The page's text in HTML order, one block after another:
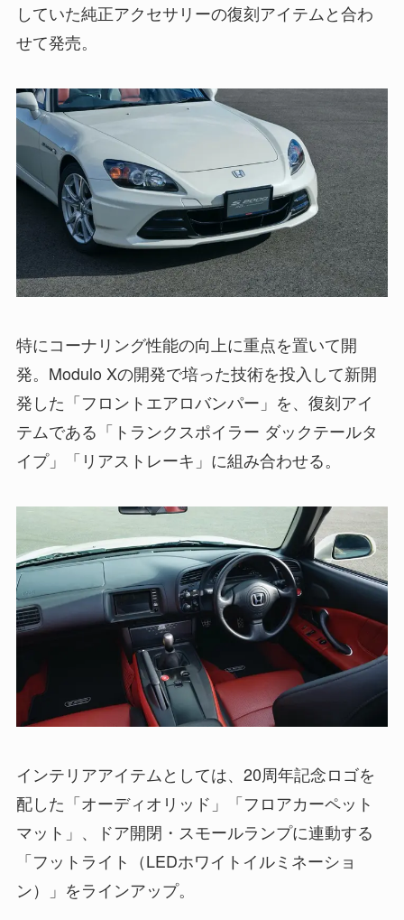
していた純正アクセサリーの復刻アイテムと合わ
せて発売。
特にコーナリング性能の向上に重点を置いて開
発。Modulo Xの開発で培った技術を投入して新開
発した「フロントエアロバンパー」を、復刻アイ
テムである「トランクスポイラー ダックテールタ
イプ」「リアストレーキ」に組み合わせる。
インテリアアイテムとしては、20周年記念ロゴを
配した「オーディオリッド」「フロアカーペット
マット」、ドア開閉・スモールランプに連動する
「フットライト（LEDホワイトイルミネーショ
ン）」をラインアップ。